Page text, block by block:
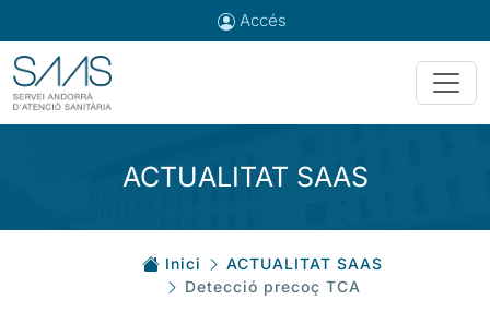
Accés
ACTUALITAT SAAS
Inici
ACTUALITAT SAAS
Detecció precoç TCA